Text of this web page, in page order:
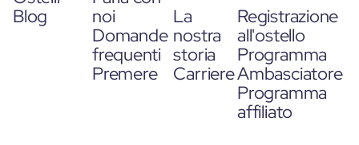
Blog
noi
Domande
frequenti
Premere
La
nostra
storia
Carriere
Registrazione
all'ostello
Programma
Ambasciatore
Programma
affiliato